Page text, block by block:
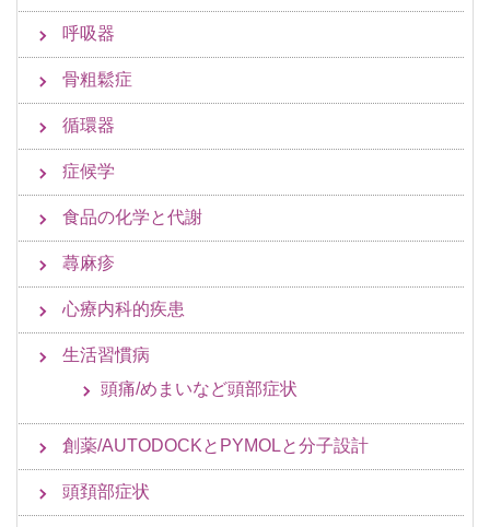
呼吸器
骨粗鬆症
循環器
症候学
食品の化学と代謝
蕁麻疹
心療内科的疾患
生活習慣病
頭痛/めまいなど頭部症状
創薬/AUTODOCKとPYMOLと分子設計
頭頚部症状